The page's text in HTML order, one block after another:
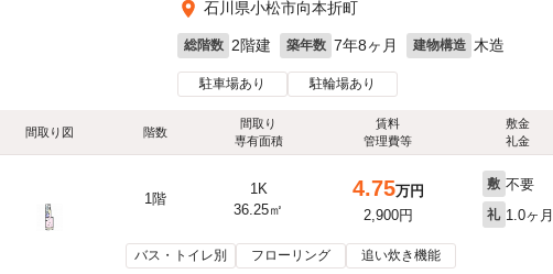
石川県小松市向本折町
総階数 2階建 築年数 7年8ヶ月 建物構造 木造
駐車場あり 駐輪場あり
間取り図 階数
間取り
専有面積
賃料
管理費等
敷金
礼金
1階
1K
36.25㎡
4.75万円
2,900円
敷 不要
礼 1.0ヶ月
バス・トイレ別 フローリング 追い炊き機能